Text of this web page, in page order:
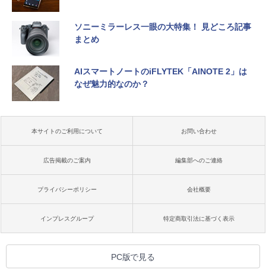
ソニーミラーレス一眼の大特集！ 見どころ記事
まとめ
AIスマートノートのiFLYTEK「AINOTE 2」は
なぜ魅力的なのか？
本サイトのご利用について お問い合わせ
広告掲載のご案内 編集部へのご連絡
プライバシーポリシー 会社概要
インプレスグループ 特定商取引法に基づく表示
PC版で見る